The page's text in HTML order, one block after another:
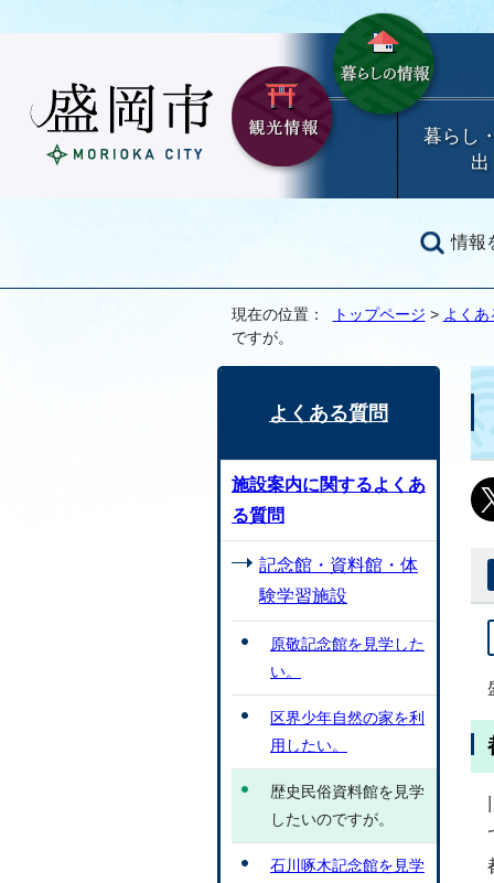
暮らし
出
情報
現在の位置： トップページ > よくあ
ですが。
よくある質問
施設案内に関するよくあ
る質問
記念館・資料館・体
験学習施設
原敬記念館を見学した
い。
区界少年自然の家を利
用したい。
歴史民俗資料館を見学
したいのですが。
石川啄木記念館を見学